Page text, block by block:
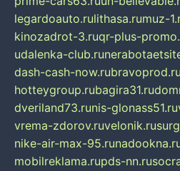
legardoauto.rulithasa.rumuz-
kinozadrot-3.ruqr-plus-
udalenka-club.ru
dash-cash-now.rubravoprod.ru
hotteygroup.rubagira31.ru
dveriland73.runis-glonass51.ru
vrema-zdorov.ruvelonik.ru
nike-air-max-95.ru
mobilreklama.rupds-nn.ru